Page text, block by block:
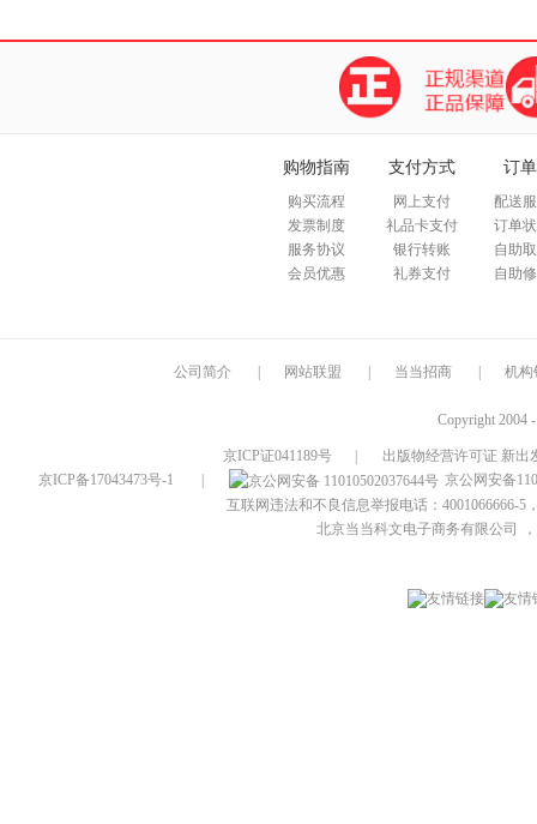
购物指南
购买流程
发票制度
服务协议
会员优惠
支付方式
网上支付
礼品卡支付
银行转账
礼券支付
订
配送
订单
自助
自助
公司简介 网站联盟 当当招商 机构
Copyright 2004
京ICP证041189号
出版物经营许可证 新出
京ICP备17043473号-1
京公网安备
互联网违法和不良信息举报电话：4001066666-5
北京当当科文电子商务有限公司